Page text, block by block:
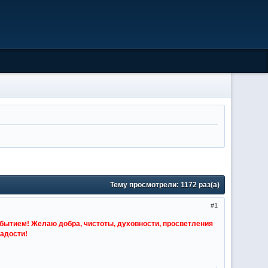
Тему просмотрели: 1172 раз(а)
1
Желаю добра, чистоты, духовности, просветления